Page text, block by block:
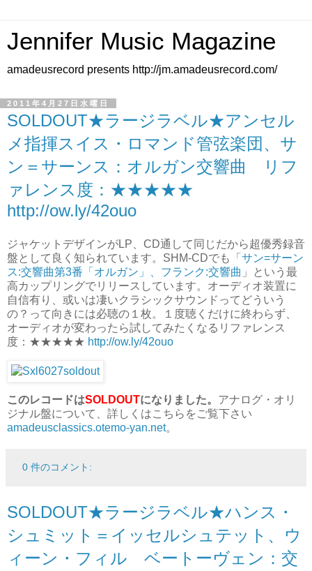
Jennifer Music Magazine
amadeusrecord presents http://jm.amadeusrecord.com/
2011年4月27日水曜日
SOLDOUT★ラージラベル★アンセル
メ指揮スイス・ロマンド管弦楽団、サ
ン＝サーンス：オルガン交響曲 リフ
ァレンス度：★★★★★
http://ow.ly/42ouo
ジャケットデザインがLP、CD通して同じだから超優秀録音
盤として良く知られています。SHM-CDでも「 サン=サーン
ス:交響曲第3番「オルガン」、フランク:交響曲 」という最
高カップリングでリリースしています。オーディオ装置に
自信有り、或いは凄いクラシックサウンドってどういう
の？って向きには必聴の１枚。１度聴くだけに終わらず、
オーディオが変わったら試してみたくなるリファレンス
度：★★★★★ http://ow.ly/42ouo
このレコードはSOLDOUTになりました。 アナログ・オリ
ジナル盤について、詳しくはこちらをご覧下さい
amadeusclassics.otemo-yan.net。
0 件のコメント:
SOLDOUT★ラージラベル★ハンス・
シュミット＝イッセルシュテット、ウ
ィーン・フィル ベートーヴェン：交